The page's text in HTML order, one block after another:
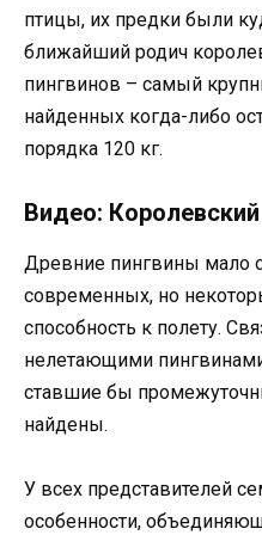
птицы, их предки были
ближайший родич
пингвинов – самый
найденных когда-либо
порядка 120 кг.
Видео: Королевский
Древние пингвины мало
современных, но
способность к полету.
нелетающими
ставшие бы
найдены.
У всех представителей
особенности,